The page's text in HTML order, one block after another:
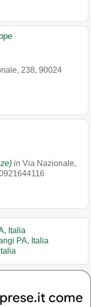
238, 90024
in Via Nazionale,
Italia
PA, Italia